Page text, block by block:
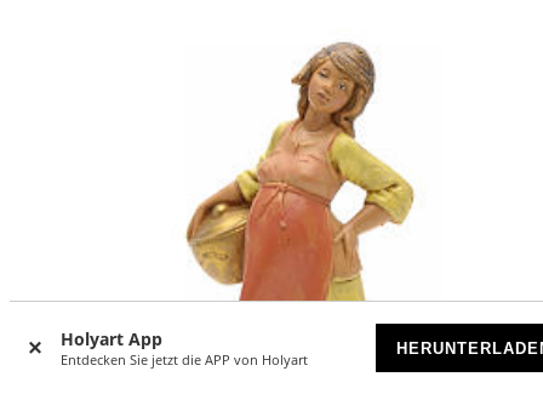
Holyart App
Entdecken Sie jetzt die APP von Holyart